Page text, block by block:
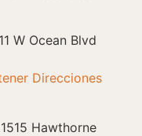
W Ocean Blvd
Direcciones
Hawthorne